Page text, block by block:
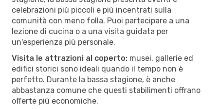
celebrazioni più piccoli e più incentrati sulla
comunità con meno folla. Puoi partecipare a una
lezione di cucina o a una visita guidata per
un'esperienza più personale.
Visita le attrazioni al coperto: musei, gallerie ed
edifici storici sono ideali quando il tempo non è
perfetto. Durante la bassa stagione, è anche
abbastanza comune che questi stabilimenti offrano
offerte più economiche.